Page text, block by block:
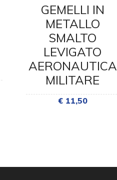
GEMELLI IN
METALLO
SMALTO
LEVIGATO
AERONAUTICA
MILITARE
€ 11,50